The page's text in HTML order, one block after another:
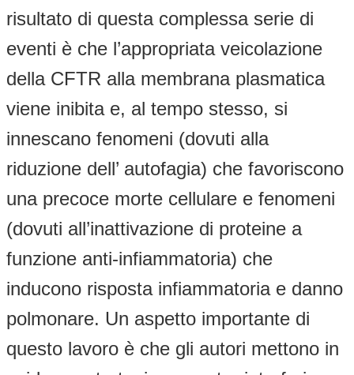
risultato di questa complessa serie di
eventi è che l’appropriata veicolazione
della CFTR alla membrana plasmatica
viene inibita e, al tempo stesso, si
innescano fenomeni (dovuti alla
riduzione dell’ autofagia) che favoriscono
una precoce morte cellulare e fenomeni
(dovuti all’inattivazione di proteine a
funzione anti-infiammatoria) che
inducono risposta infiammatoria e danno
polmonare. Un aspetto importante di
questo lavoro è che gli autori mettono in